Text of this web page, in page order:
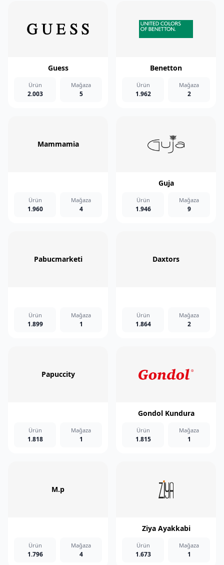
Guess
Ürün
2.003
Mağaza
5
Benetton
Ürün
1.962
Mağaza
2
Mammamia
Ürün
1.960
Mağaza
4
Guja
Ürün
1.946
Mağaza
9
Pabucmarketi
Ürün
1.899
Mağaza
1
Daxtors
Ürün
1.864
Mağaza
2
Papuccity
Ürün
1.818
Mağaza
1
Gondol Kundura
Ürün
1.815
Mağaza
1
M.p
Ürün
1.796
Mağaza
4
Ziya Ayakkabi
Ürün
1.673
Mağaza
1